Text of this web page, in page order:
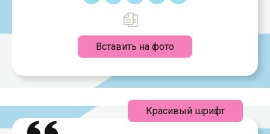
Вставить на фото
Красивый шрифт